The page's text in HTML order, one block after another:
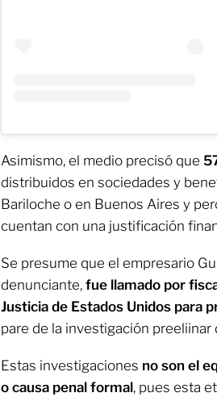
Asimismo, el medio precisó que
distribuidos en sociedades y
Bariloche o en Buenos Aires y
cuentan con una justificación
Se presume que el empresario
denunciante, fue llamado por
Justicia de Estados Unidos para
pare de la investigación
Estas investigaciones no son el
o causa penal formal, pues esta